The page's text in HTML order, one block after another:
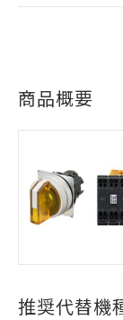
商品概要
推奨代替機